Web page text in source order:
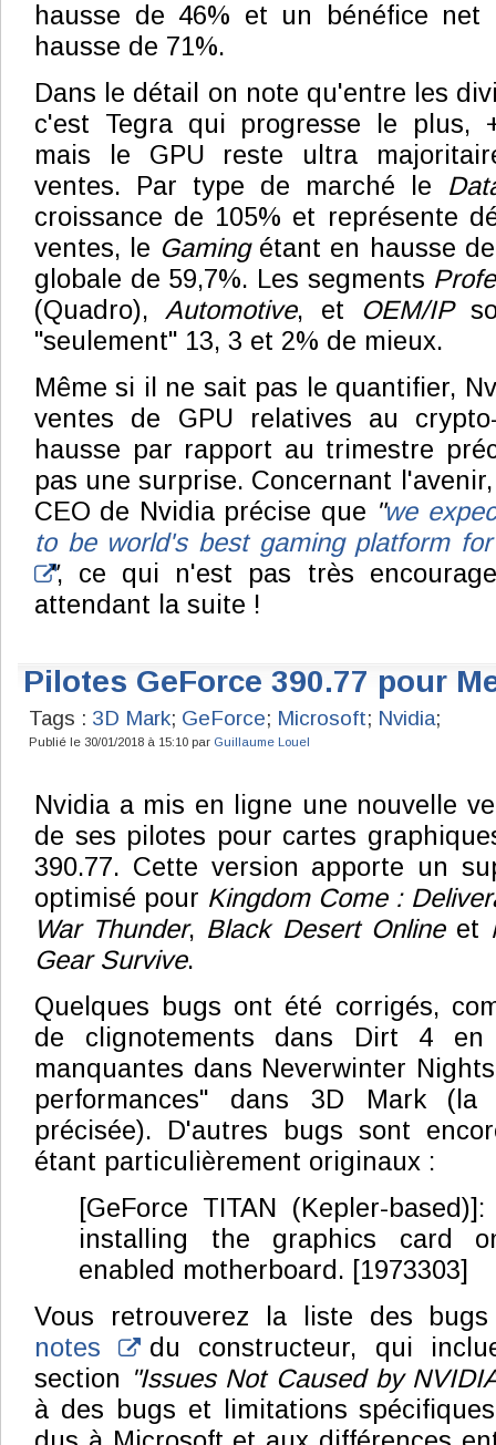
hausse de 46% et un bénéfice net
hausse de 71%.
Dans le détail on note qu'entre les
c'est Tegra qui progresse le plus,
mais le GPU reste ultra
ventes. Par type de marché le
croissance de 105% et représente
ventes, le Gamingétant en hausse
globale de 59,7%. Les segments
(Quadro), Automotive, et OEM/IP
"seulement" 13, 3 et 2% de mieux.
Même si il ne sait pas le quantifier,
ventes de GPU relatives au
hausse par rapport au trimestre
pas une surprise. Concernant
CEO de Nvidia précise que "we
to be world's best gaming platform
", ce qui n'est pas très
attendant la suite !
Pilotes GeForce 390.77 pour
Tags : 3D Mark; GeForce; Microsoft; Nvidia;
Publié le 30/01/2018 à 15:10 par Guillaume Louel
Nvidia a mis en ligne une nouvelle
de ses pilotes pour cartes
390.77. Cette version apporte un
optimisé pour Kingdom Come :
War Thunder, Black Desert Onlineet
Gear Survive.
Quelques bugs ont été corrigés,
de clignotements dans Dirt 4 en
manquantes dans Neverwinter
performances" dans 3D Mark
précisée). D'autres bugs sont
étant particulièrement originaux :
[GeForce TITAN (Kepler-
installing the graphics card
enabled motherboard. [1973303]
Vous retrouverez la liste des
notes du constructeur, qui
section "Issues Not Caused by
à des bugs et limitations